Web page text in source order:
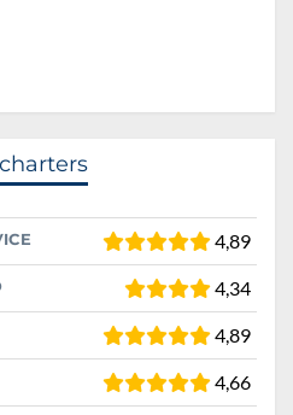
4,89
4,34
4,89
4,66